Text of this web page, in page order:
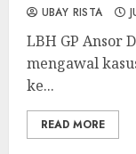
UBAY RISTA
LBH GP Ansor
mengawal
ke...
READ MORE